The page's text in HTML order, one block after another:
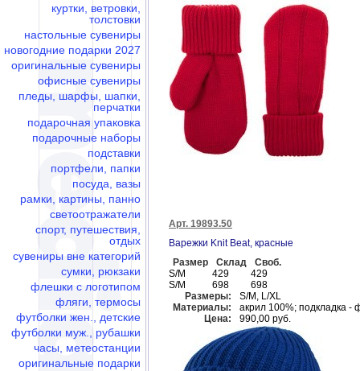
куртки, ветровки,
толстовки
настольные сувениры
новогодние подарки 2027
оригинальные сувениры
офисные сувениры
пледы, шарфы, шапки,
перчатки
подарочная упаковка
подарочные наборы
подставки
портфели, папки
посуда, вазы
рамки, картины, панно
светоотражатели
спорт, путешествия,
отдых
сувениры вне категорий
сумки, рюкзаки
флешки c логотипом
фляги, термосы
футболки жен., детские
футболки муж., рубашки
часы, метеостанции
оригинальные подарки
Арт. 19893.50
Варежки Knit Beat, красные
Размер
Склад
Своб.
S/M
429
429
S/M
698
698
Размеры:
S/M, L/XL
Материалы:
акрил 100%; подкладка -
Цена:
990,00 руб.